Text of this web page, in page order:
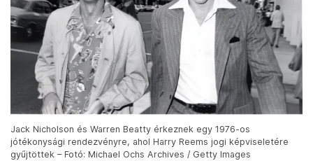
Jack Nicholson és Warren Beatty érkeznek egy 1976-os
jótékonysági rendezvényre, ahol Harry Reems jogi képviseletére
gyűjtöttek – Fotó: Michael Ochs Archives / Getty Images